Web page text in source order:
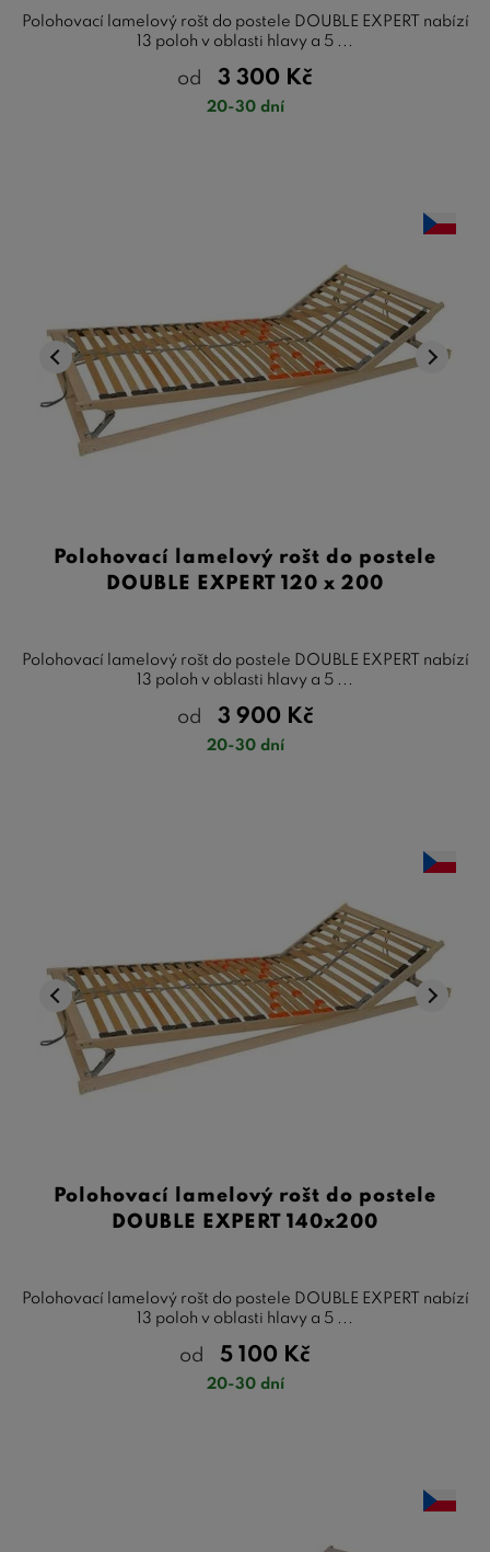
Polohovací lamelový rošt do postele DOUBLE EXPERT nabízí
13 poloh v oblasti hlavy a 5 ...
od 3 300 Kč
20-30 dní
Polohovací lamelový rošt do postele
DOUBLE EXPERT 120 x 200
Polohovací lamelový rošt do postele DOUBLE EXPERT nabízí
13 poloh v oblasti hlavy a 5 ...
od 3 900 Kč
20-30 dní
Polohovací lamelový rošt do postele
DOUBLE EXPERT 140x200
Polohovací lamelový rošt do postele DOUBLE EXPERT nabízí
13 poloh v oblasti hlavy a 5 ...
od 5 100 Kč
20-30 dní